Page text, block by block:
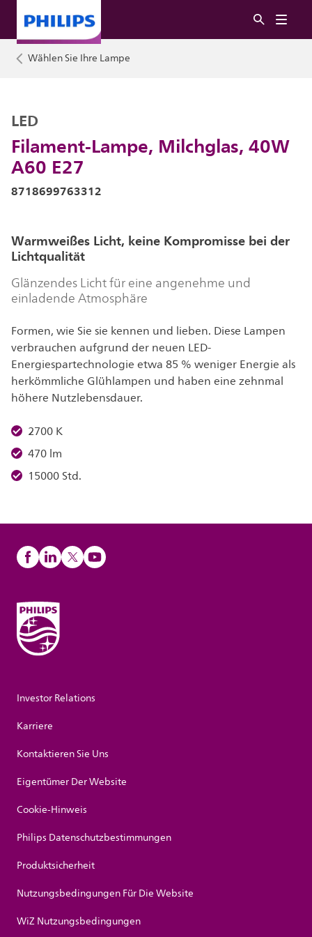
Wählen Sie Ihre Lampe
Filament-Lampe, Milchglas, 40W
A60 E27
LED
8718699763312
Warmweißes Licht, keine Kompromisse bei der
Lichtqualität
Glänzendes Licht für eine angenehme und
einladende Atmosphäre
Formen, wie Sie sie kennen und lieben. Diese Lampen
verbrauchen aufgrund der neuen LED-
Energiespartechnologie etwa 85 % weniger Energie als
herkömmliche Glühlampen und haben eine zehnmal
höhere Nutzlebensdauer.
2700 K
470 lm
15000 Std.
Investor Relations
Karriere
Kontaktieren Sie Uns
Eigentümer Der Website
Cookie-Hinweis
Philips Datenschutzbestimmungen
Produktsicherheit
Nutzungsbedingungen Für Die Website
WiZ Nutzungsbedingungen